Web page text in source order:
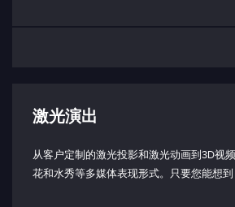
激光演出
从客户定制的激光投影和激光动画到3D视
花和水秀等多媒体表现形式。只要您能想到